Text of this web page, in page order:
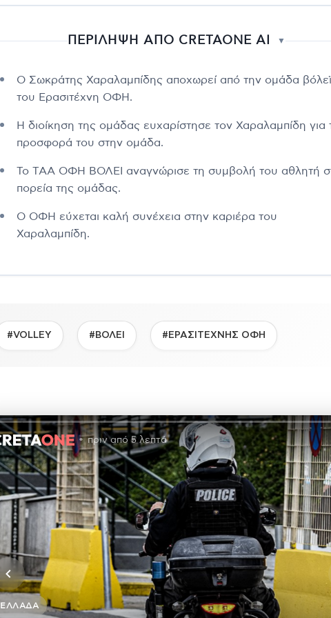
ΠΕΡΙΛΗΨΗ ΑΠΟ CRETAONE AI ▼
Ο Σωκράτης Χαραλαμπίδης αποχωρεί από την ομάδα βόλεϊ
του Ερασιτέχνη ΟΦΗ.
Η διοίκηση της ομάδας ευχαρίστησε τον Χαραλαμπίδη για
προσφορά του στην ομάδα.
Το ΤΑΑ ΟΦΗ ΒΟΛΕΙ αναγνώρισε τη συμβολή του αθλητή
πορεία της ομάδας.
Ο ΟΦΗ εύχεται καλή συνέχεια στην καριέρα του
Χαραλαμπίδη.
#VOLLEY #ΒΟΛΕΙ #ΕΡΑΣΙΤΕΧΝΗΣ ΟΦΗ
πριν από 5 λεπτά
ΕΛΛΆΔΑ